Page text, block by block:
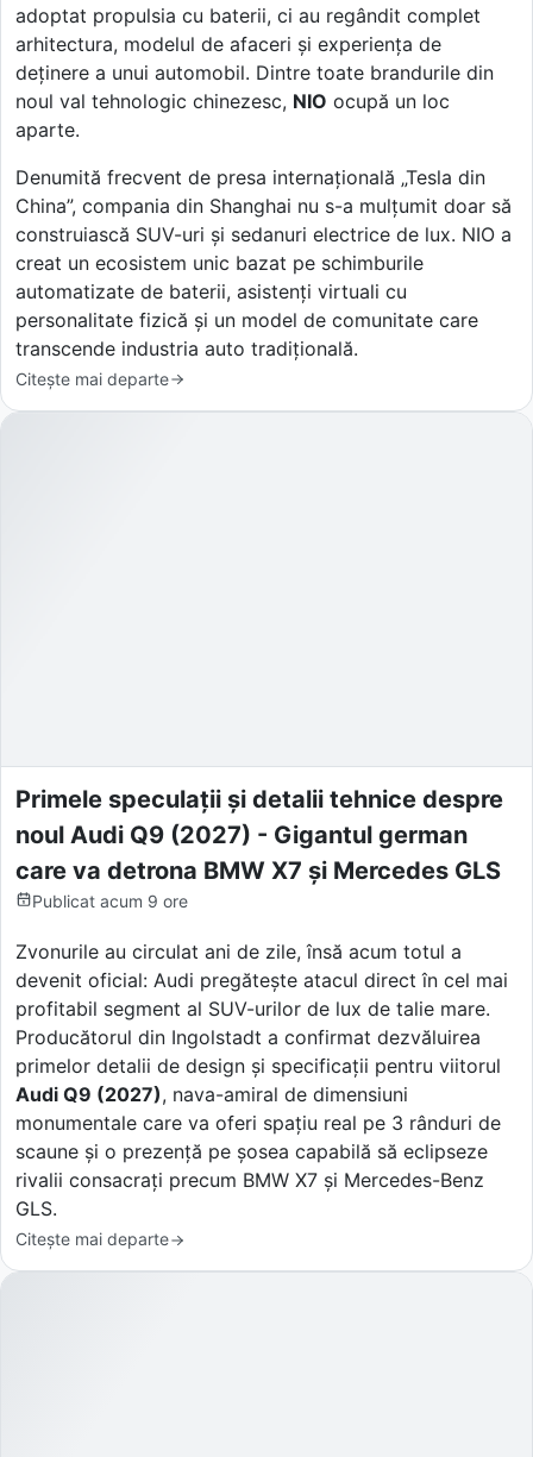
adoptat propulsia cu baterii, ci au regândit complet
arhitectura, modelul de afaceri și experiența de
deținere a unui automobil. Dintre toate brandurile din
noul val tehnologic chinezesc, NIO ocupă un loc
aparte.
Denumită frecvent de presa internațională „Tesla din
China”, compania din Shanghai nu s-a mulțumit doar să
construiască SUV-uri și sedanuri electrice de lux. NIO a
creat un ecosistem unic bazat pe schimburile
automatizate de baterii, asistenți virtuali cu
personalitate fizică și un model de comunitate care
transcende industria auto tradițională.
Citește mai departe
Primele speculații și detalii tehnice despre
noul Audi Q9 (2027) - Gigantul german
care va detrona BMW X7 și Mercedes GLS
Publicat acum 9 ore
Zvonurile au circulat ani de zile, însă acum totul a
devenit oficial: Audi pregătește atacul direct în cel mai
profitabil segment al SUV-urilor de lux de talie mare.
Producătorul din Ingolstadt a confirmat dezvăluirea
primelor detalii de design și specificații pentru viitorul
Audi Q9 (2027), nava-amiral de dimensiuni
monumentale care va oferi spațiu real pe 3 rânduri de
scaune și o prezență pe șosea capabilă să eclipseze
rivalii consacrați precum BMW X7 și Mercedes-Benz
GLS.
Citește mai departe